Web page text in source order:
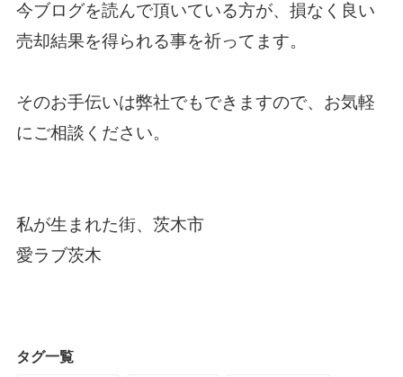
今ブログを読んで頂いている方が、損なく良い
売却結果を得られる事を祈ってます。
そのお手伝いは弊社でもできますので、お気軽
にご相談ください。
私が生まれた街、茨木市
愛ラブ茨木
タグ一覧